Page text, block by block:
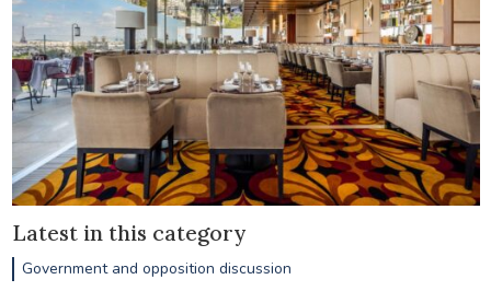
Latest in this category
Government and opposition discussion